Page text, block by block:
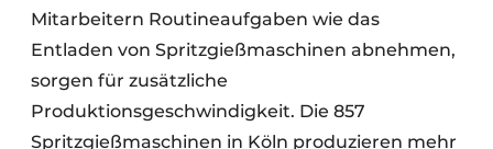
Mitarbeitern Routineaufgaben wie das
Entladen von Spritzgießmaschinen abnehmen,
sorgen für zusätzliche
Produktionsgeschwindigkeit. Die 857
Spritzgießmaschinen in Köln produzieren mehr